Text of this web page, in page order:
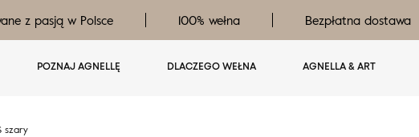
z pasją w Polsce 100% wełna Bezpłatna dostawa
POZNAJ AGNELLĘ DLACZEGO WEŁNA AGNELLA & ART
szary